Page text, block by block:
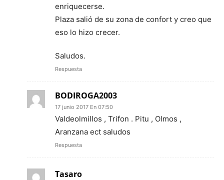
enriquecerse.
Plaza salió de su zona de confort y creo que
eso lo hizo crecer.
Saludos.
Respuesta
BODIROGA2003
17 junio 2017 En 07:50
Valdeolmillos , Trifon . Pitu , Olmos ,
Aranzana ect saludos
Respuesta
Tasaro